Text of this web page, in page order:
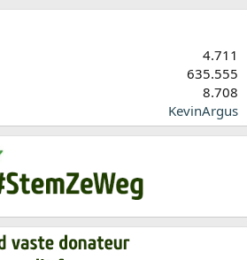
4.711
635.555
8.708
KevinArgus